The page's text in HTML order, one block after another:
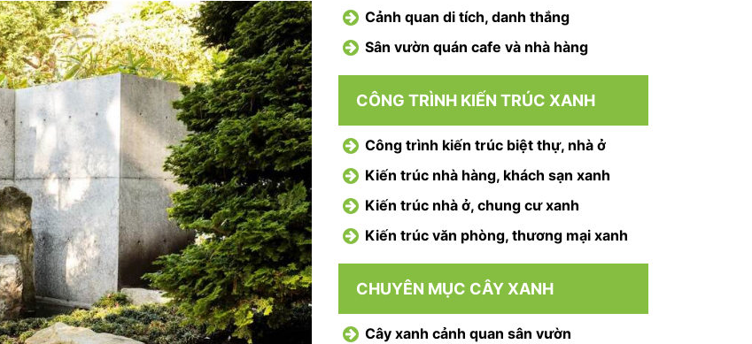
Cảnh quan di tích, danh thắng
Sân vườn quán cafe và nhà hàng
CÔNG TRÌNH KIẾN TRÚC XANH
Công trình kiến trúc biệt thự, nhà ở
Kiến trúc nhà hàng, khách sạn xanh
Kiến trúc nhà ở, chung cư xanh
Kiến trúc văn phòng, thương mại xanh
CHUYÊN MỤC CÂY XANH
Cây xanh cảnh quan sân vườn